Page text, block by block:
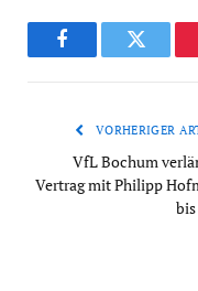
FacebookTwitter
VORHERIGER
VfL Bochum
Vertrag mit Philipp
bis